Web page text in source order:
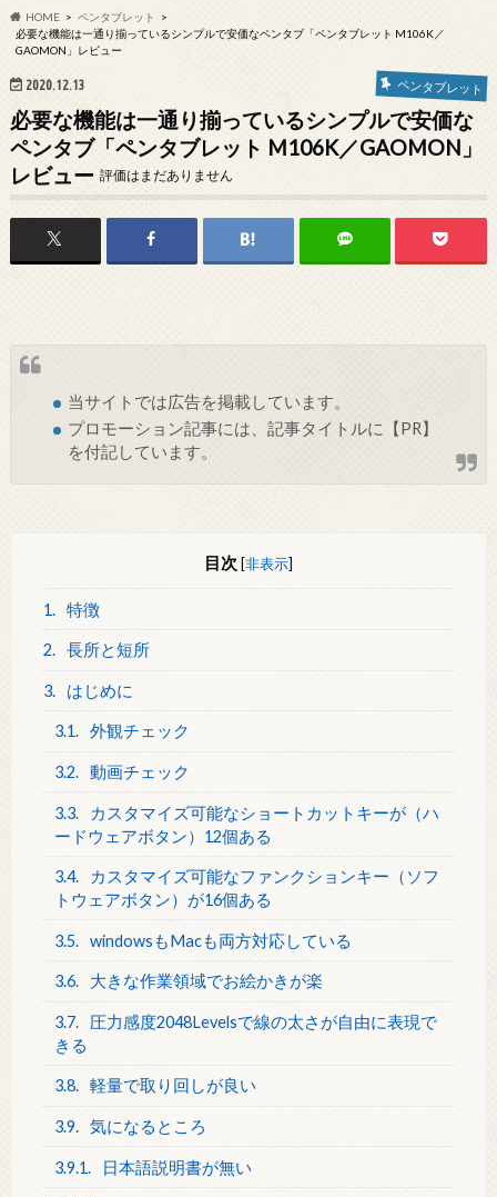
HOME
ペンタブレット
必要な機能は一通り揃っているシンプルで安価なペンタブ「ペンタブレット M106K／
GAOMON」レビュー
2020.12.13 ペンタブレット
必要な機能は一通り揃っているシンプルで安価な
ペンタブ「ペンタブレット M106K／GAOMON」
レビュー 評価はまだありません
当サイトでは広告を掲載しています。
プロモーション記事には、記事タイトルに【PR】
を付記しています。
目次 [非表示]
1. 特徴
2. 長所と短所
3. はじめに
3.1. 外観チェック
3.2. 動画チェック
3.3.
カスタマイズ可能なショートカットキーが（ハ
ードウェアボタン）12個ある
3.4.
カスタマイズ可能なファンクションキー（ソフ
トウェアボタン）が16個ある
3.5. windowsもMacも両方対応している
3.6. 大きな作業領域でお絵かきが楽
3.7.
圧力感度2048Levelsで線の太さが自由に表現で
きる
3.8. 軽量で取り回しが良い
3.9. 気になるところ
3.9.1. 日本語説明書が無い